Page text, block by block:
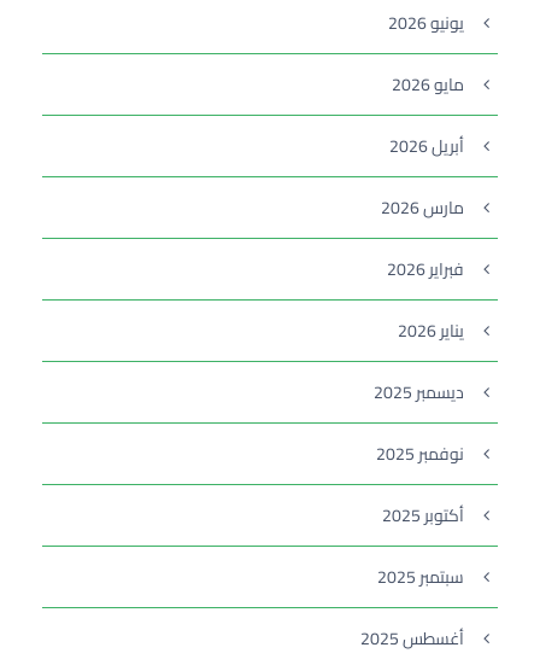
يونيو 2026
مايو 2026
أبريل 2026
مارس 2026
فبراير 2026
يناير 2026
ديسمبر 2025
نوفمبر 2025
أكتوبر 2025
سبتمبر 2025
أغسطس 2025